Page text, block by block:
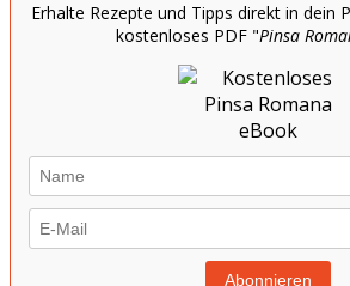
Erhalte Rezepte und Tipps direkt in dein
kostenloses PDF "Pinsa